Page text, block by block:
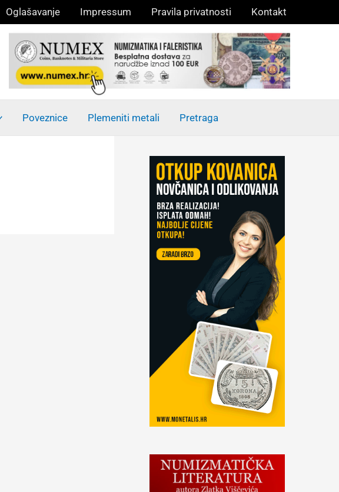
Oglašavanje Impressum Pravila privatnosti Kontakt
Poveznice Plemeniti metali Pretraga